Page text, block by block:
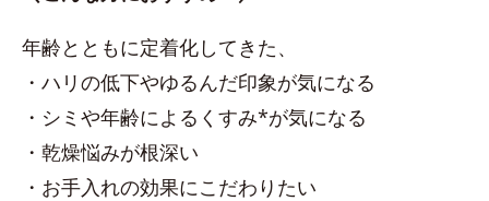
年齢とともに定着化してきた、
・ハリの低下やゆるんだ印象が気になる
・シミや年齢によるくすみ*が気になる
・乾燥悩みが根深い
・お手入れの効果にこだわりたい